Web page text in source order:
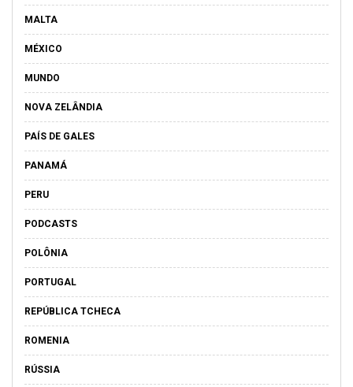
MALTA
MÉXICO
MUNDO
NOVA ZELÂNDIA
PAÍS DE GALES
PANAMÁ
PERU
PODCASTS
POLÔNIA
PORTUGAL
REPÚBLICA TCHECA
ROMENIA
RÚSSIA